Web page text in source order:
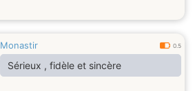
Monastir 0.5
Sérieux , fidèle et sincère